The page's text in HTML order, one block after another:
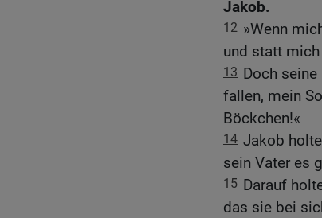
Jakob.
12 »Wenn
und statt
13 Doch
fallen, mein
Böckchen!«
14 Jakob
sein Vater es
15 Darauf
das sie bei